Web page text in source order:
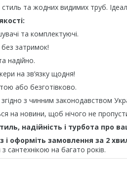
та жодних видимих труб.
та комплектуючі.
затримок!
надійно.
на зв’язку щодня!
або безготівково.
з чинним законодавством
на новини, щоб нічого не
надійність і турбота про
оформіть замовлення за 2
на багато років.